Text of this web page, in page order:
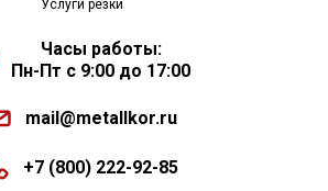
Услуги резки
Часы работы:
Пн-Пт с 9:00 до 17:00
mail@metallkor.ru
+7 (800) 222-92-85